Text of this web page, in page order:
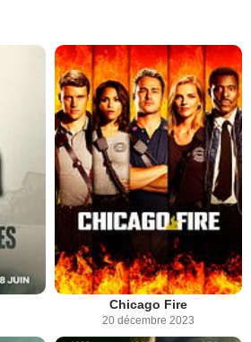
Chicago Fire
20 décembre 2023